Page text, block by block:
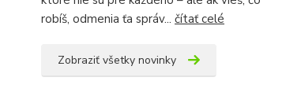
robíš, odmenia ťa správ... čítať celé
Zobraziť všetky novinky